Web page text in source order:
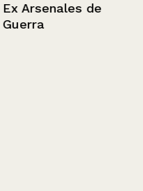
Ex Arsenales de
Guerra